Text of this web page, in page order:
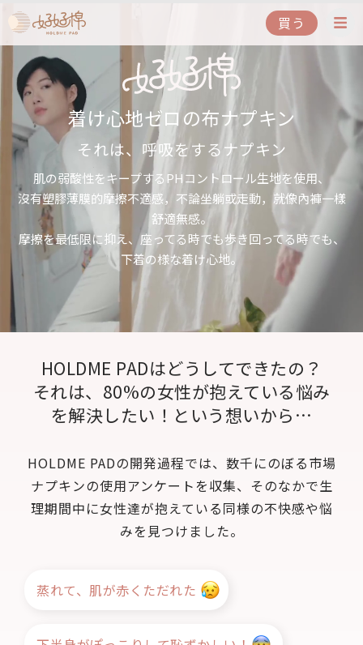
買う
着け心地ゼロの布ナプキン
それは、呼吸をするナプキン
肌の弱酸性をキープするPHコントロール生地を使用、
沒有塑膠薄膜的摩擦不適感，不論坐躺或走動，就像內褲一樣
舒適無感。
摩擦を最低限に抑え、座ってる時でも歩き回ってる時でも、
下着の様な着け心地。
HOLDME PADはどうしてできたの？
それは、80%の女性が抱えている悩み
を解決したい！という想いから…
HOLDME PADの開発過程では、数千にのぼる市場
ナプキンの使用アンケートを収集、そのなかで生
理期間中に女性達が抱えている同様の不快感や悩
みを見つけました。
蒸れて、肌が赤くただれた